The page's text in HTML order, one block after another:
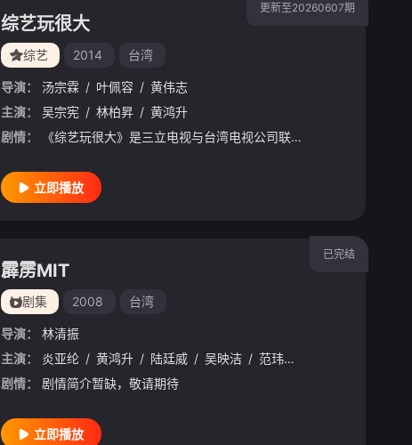
更新至20260607期
综艺玩很大
综艺 2014 台湾
导演： 汤宗霖 / 叶佩容 / 黄伟志
主演：
吴宗宪 / 林柏昇 / 黄鸿升
剧情：
《综艺玩很大》是三立电视与台湾电视公司联合监制及首播的外景节目，2014年7月19日起于台视主频、台视HD台首播，2014年7月20日起于三立都会台首播，主持人为吴宗宪及Kid。主持人之一Kid从
立即播放
/ 张毓晨 / 曾之乔 / 徐诣帆 / 朱芷莹 / 简廷芮 / 梁洳瑄
已完结
霹雳MIT
剧集 2008 台湾
导演：
林清振
主演：
炎亚纶 / 黄鸿升 / 陆廷威 / 吴映洁 / 范玮琪
剧情：
剧情简介暂缺，敬请期待
立即播放